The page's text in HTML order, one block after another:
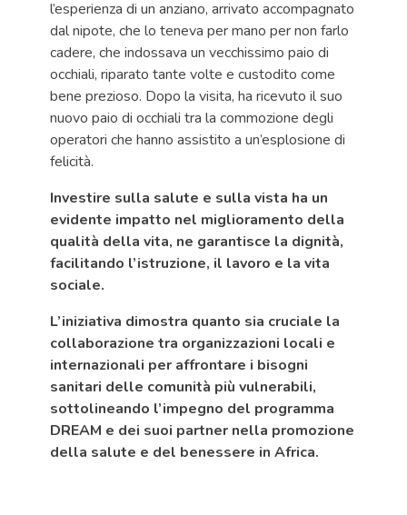
l’esperienza di un anziano, arrivato accompagnato
dal nipote, che lo teneva per mano per non farlo
cadere, che indossava un vecchissimo paio di
occhiali, riparato tante volte e custodito come
bene prezioso. Dopo la visita, ha ricevuto il suo
nuovo paio di occhiali tra la commozione degli
operatori che hanno assistito a un’esplosione di
felicità.
Investire sulla salute e sulla vista ha un
evidente impatto nel miglioramento della
qualità della vita, ne garantisce la dignità,
facilitando l’istruzione, il lavoro e la vita
sociale.
L’iniziativa dimostra quanto sia cruciale la
collaborazione tra organizzazioni locali e
internazionali per affrontare i bisogni
sanitari delle comunità più vulnerabili,
sottolineando l’impegno del programma
DREAM e dei suoi partner nella promozione
della salute e del benessere in Africa.